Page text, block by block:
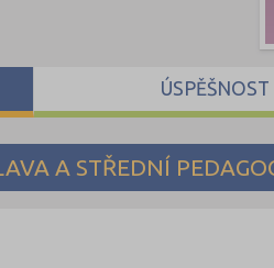
A STŘEDNÍ
ÚSPĚŠNOST